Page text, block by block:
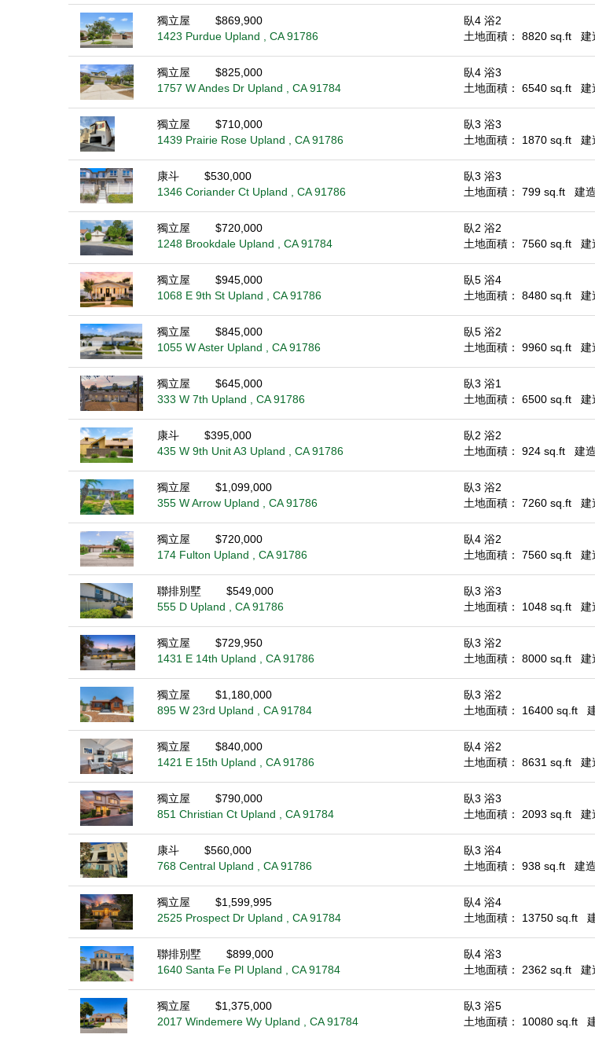
獨立屋
$869,900
1423 Purdue Upland , CA 91786
臥4 浴2
土地面積： 8820 sq.ft
建
獨立屋
$825,000
1757 W Andes Dr Upland , CA 91784
臥4 浴3
土地面積： 6540 sq.ft
建
獨立屋
$710,000
1439 Prairie Rose Upland , CA 91786
臥3 浴3
土地面積： 1870 sq.ft
建
康斗
$530,000
1346 Coriander Ct Upland , CA 91786
臥3 浴3
土地面積： 799 sq.ft
建
獨立屋
$720,000
1248 Brookdale Upland , CA 91784
臥2 浴2
土地面積： 7560 sq.ft
建
獨立屋
$945,000
1068 E 9th St Upland , CA 91786
臥5 浴4
土地面積： 8480 sq.ft
建
獨立屋
$845,000
1055 W Aster Upland , CA 91786
臥5 浴2
土地面積： 9960 sq.ft
建
獨立屋
$645,000
333 W 7th Upland , CA 91786
臥3 浴1
土地面積： 6500 sq.ft
建
康斗
$395,000
435 W 9th Unit A3 Upland , CA 91786
臥2 浴2
土地面積： 924 sq.ft
建
獨立屋
$1,099,000
355 W Arrow Upland , CA 91786
臥3 浴2
土地面積： 7260 sq.ft
建
獨立屋
$720,000
174 Fulton Upland , CA 91786
臥4 浴2
土地面積： 7560 sq.ft
建
聯排別墅
$549,000
555 D Upland , CA 91786
臥3 浴3
土地面積： 1048 sq.ft
建
獨立屋
$729,950
1431 E 14th Upland , CA 91786
臥3 浴2
土地面積： 8000 sq.ft
建
獨立屋
$1,180,000
895 W 23rd Upland , CA 91784
臥3 浴2
土地面積： 16400 sq.ft
獨立屋
$840,000
1421 E 15th Upland , CA 91786
臥4 浴2
土地面積： 8631 sq.ft
建
獨立屋
$790,000
851 Christian Ct Upland , CA 91784
臥3 浴3
土地面積： 2093 sq.ft
建
康斗
$560,000
768 Central Upland , CA 91786
臥3 浴4
土地面積： 938 sq.ft
建
獨立屋
$1,599,995
2525 Prospect Dr Upland , CA 91784
臥4 浴4
土地面積： 13750 sq.ft
聯排別墅
$899,000
1640 Santa Fe Pl Upland , CA 91784
臥4 浴3
土地面積： 2362 sq.ft
建
獨立屋
$1,375,000
2017 Windemere Wy Upland , CA 91784
臥3 浴5
土地面積： 10080 sq.ft